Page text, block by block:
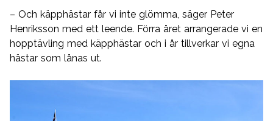
– Och käpphästar får vi inte glömma, säger Peter
Henriksson med ett leende. Förra året arrangerade vi en
hopptävling med käpphästar och i år tillverkar vi egna
hästar som lånas ut.